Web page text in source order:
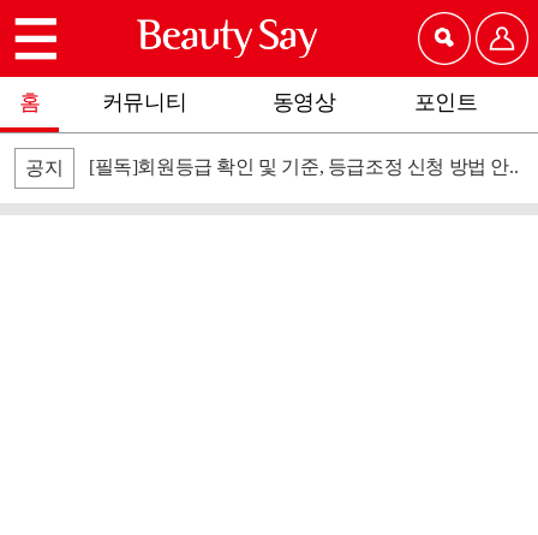
홈 커뮤니티 동영상 포인트
공지 [필독]회원등급 확인 및 기준, 등급조정 신청 방법 안..